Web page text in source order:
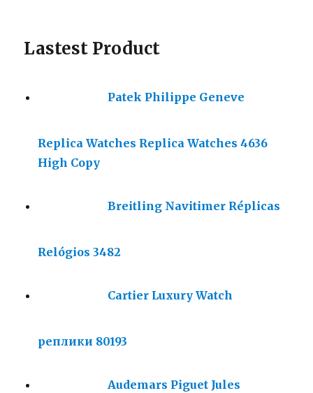
Lastest Product
Patek Philippe Geneve
Replica Watches Replica Watches 4636
High Copy
Breitling Navitimer Réplicas
Relógios 3482
Cartier Luxury Watch
реплики 80193
Audemars Piguet Jules